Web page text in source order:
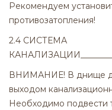
Рекомендуем
противозатопления!
2.4 СИСТЕМА
ВНИМАНИЕ! В днище
выходом
Необходимо подвести